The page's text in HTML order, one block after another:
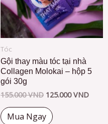
Tóc
Gội thay màu tóc tại nhà
Collagen Molokai – hộp 5
gói 30g
155.000VND 125.000VND
Mua Ngay